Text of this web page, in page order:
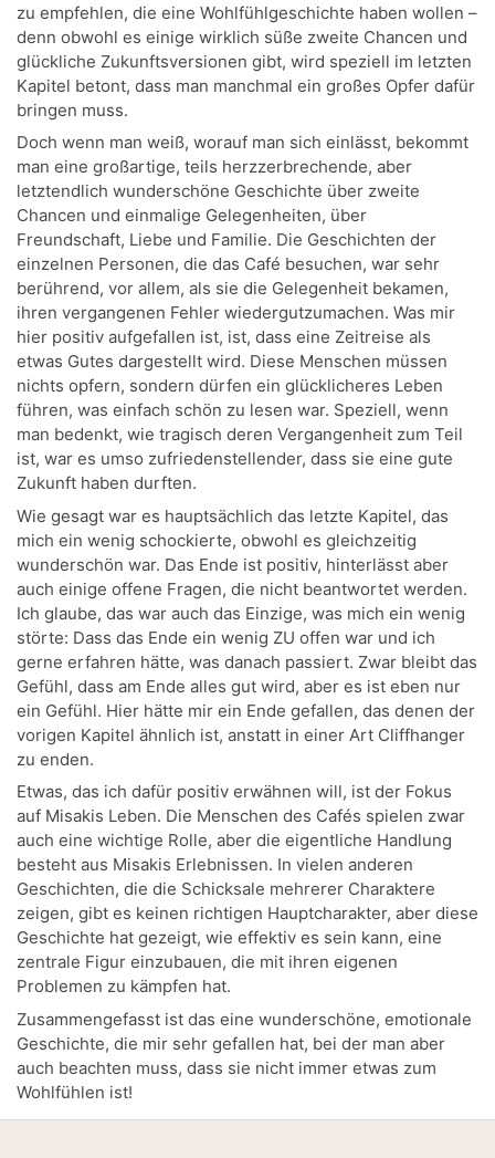
zu empfehlen, die eine Wohlfühlgeschichte haben wollen –
denn obwohl es einige wirklich süße zweite Chancen und
glückliche Zukunftsversionen gibt, wird speziell im letzten
Kapitel betont, dass man manchmal ein großes Opfer dafür
bringen muss.
Doch wenn man weiß, worauf man sich einlässt, bekommt
man eine großartige, teils herzzerbrechende, aber
letztendlich wunderschöne Geschichte über zweite
Chancen und einmalige Gelegenheiten, über
Freundschaft, Liebe und Familie. Die Geschichten der
einzelnen Personen, die das Café besuchen, war sehr
berührend, vor allem, als sie die Gelegenheit bekamen,
ihren vergangenen Fehler wiedergutzumachen. Was mir
hier positiv aufgefallen ist, ist, dass eine Zeitreise als
etwas Gutes dargestellt wird. Diese Menschen müssen
nichts opfern, sondern dürfen ein glücklicheres Leben
führen, was einfach schön zu lesen war. Speziell, wenn
man bedenkt, wie tragisch deren Vergangenheit zum Teil
ist, war es umso zufriedenstellender, dass sie eine gute
Zukunft haben durften.
Wie gesagt war es hauptsächlich das letzte Kapitel, das
mich ein wenig schockierte, obwohl es gleichzeitig
wunderschön war. Das Ende ist positiv, hinterlässt aber
auch einige offene Fragen, die nicht beantwortet werden.
Ich glaube, das war auch das Einzige, was mich ein wenig
störte: Dass das Ende ein wenig ZU offen war und ich
gerne erfahren hätte, was danach passiert. Zwar bleibt das
Gefühl, dass am Ende alles gut wird, aber es ist eben nur
ein Gefühl. Hier hätte mir ein Ende gefallen, das denen der
vorigen Kapitel ähnlich ist, anstatt in einer Art Cliffhanger
zu enden.
Etwas, das ich dafür positiv erwähnen will, ist der Fokus
auf Misakis Leben. Die Menschen des Cafés spielen zwar
auch eine wichtige Rolle, aber die eigentliche Handlung
besteht aus Misakis Erlebnissen. In vielen anderen
Geschichten, die die Schicksale mehrerer Charaktere
zeigen, gibt es keinen richtigen Hauptcharakter, aber diese
Geschichte hat gezeigt, wie effektiv es sein kann, eine
zentrale Figur einzubauen, die mit ihren eigenen
Problemen zu kämpfen hat.
Zusammengefasst ist das eine wunderschöne, emotionale
Geschichte, die mir sehr gefallen hat, bei der man aber
auch beachten muss, dass sie nicht immer etwas zum
Wohlfühlen ist!